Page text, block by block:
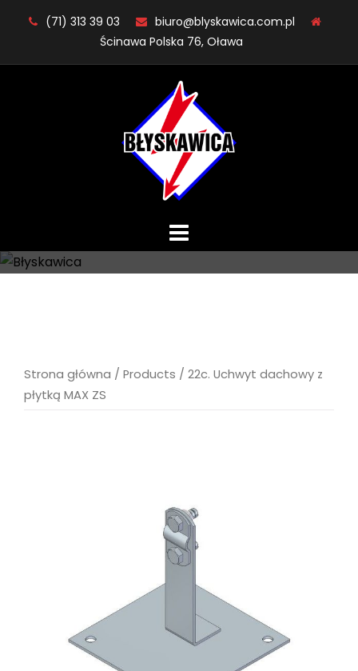
(71) 313 39 03
biuro@blyskawica.com.pl
Ścinawa Polska 76, Oława
Strona główna / Products / 22c. Uchwyt dachowy z
płytką MAX ZS